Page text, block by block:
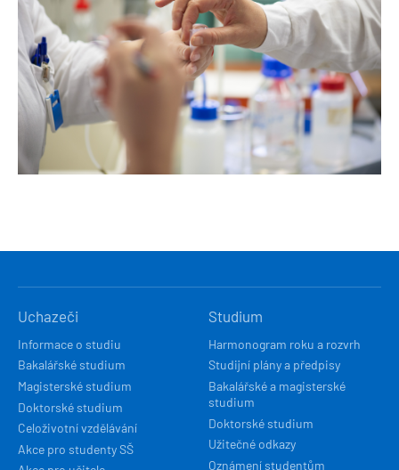
NAVIGACE
Uchazeči
Informace o studiu
Bakalářské studium
Magisterské studium
Doktorské studium
Celoživotní vzdělávání
Akce pro studenty SŠ
Studium
Harmonogram roku a rozvrh
Studijní plány a předpisy
Bakalářské a magisterské
studium
Doktorské studium
Užitečné odkazy
Oznámení studentům